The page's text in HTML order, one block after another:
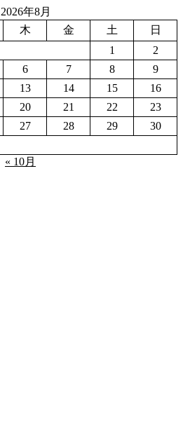
2026年8月
木 金 土
日
1
2
6 7 8
9
13 14 15
16
20 21 22
23
27 28 29
30
« 10月